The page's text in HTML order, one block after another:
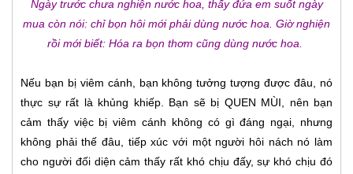
Ngày trước chưa nghiện nước hoa, thấy đứa em suốt ngày
mua còn nói: chỉ bọn hôi mới phải dùng nước hoa. Giờ nghiện
rồi mới biết: Hóa ra bọn thơm cũng dùng nước hoa.
Nếu bạn bị viêm cánh, bạn không tưởng tượng được đâu, nó
thực sự rất là khủng khiếp. Bạn sẽ bị QUEN MÙI, nên bạn
cảm thấy việc bị viêm cánh không có gì đáng ngại, nhưng
không phải thế đâu, tiếp xúc với một người hôi nách nó làm
cho người đối diện cảm thấy rất khó chịu đấy, sự khó chịu đó